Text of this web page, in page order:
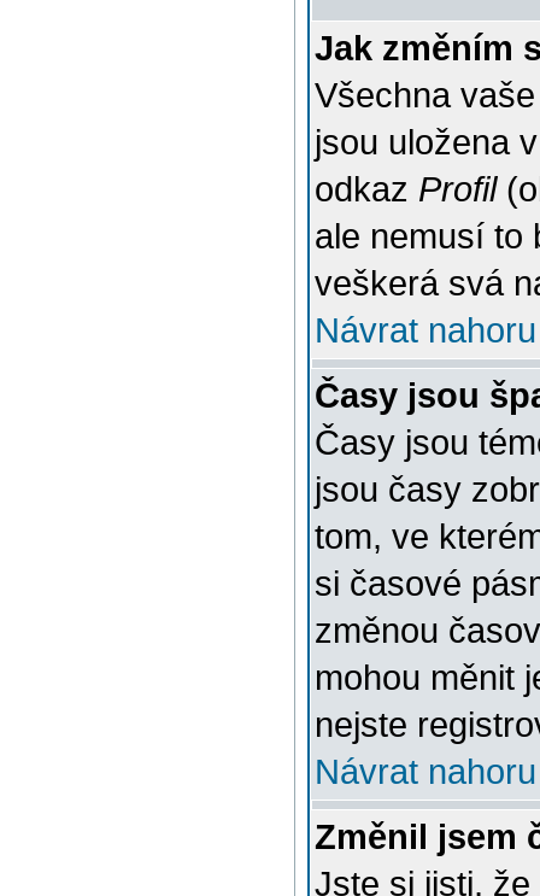
Jak změním
Všechna
jsou uložena
odkaz Profil
ale nemusí to
veškerá svá
Návrat nahoru
Časy jsou
Časy jsou
jsou časy
tom, ve
si časové
změnou
mohou měnit
nejste
Návrat nahoru
Změnil jsem
Jste si jisti,